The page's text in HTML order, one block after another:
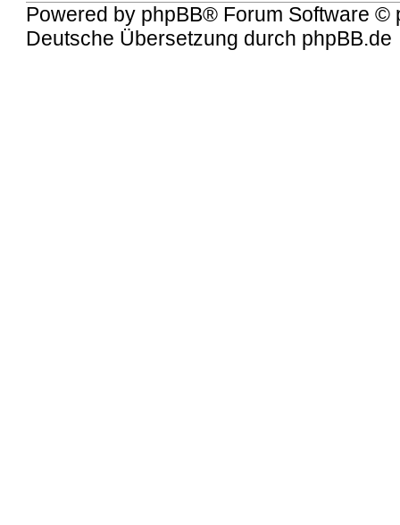
Powered by phpBB® Forum Software ©
Deutsche Übersetzung durch phpBB.de